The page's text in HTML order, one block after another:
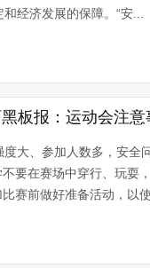
经济发展的保障。“安...
板报：运动会注意
大、参加人数多，安
要在赛场中穿行、玩耍
赛前做好准备活动，以使